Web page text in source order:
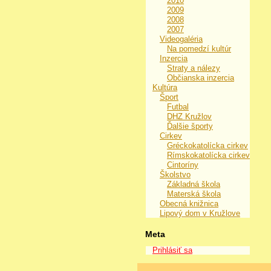
2009
2008
2007
Videogaléria
Na pomedzí kultúr
Inzercia
Straty a nálezy
Občianska inzercia
Kultúra
Šport
Futbal
DHZ Kružlov
Ďalšie športy
Cirkev
Gréckokatolícka cirkev
Rímskokatolícka cirkev
Cintoríny
Školstvo
Základná škola
Materská škola
Obecná knižnica
Lipový dom v Kružlove
Meta
Prihlásiť sa